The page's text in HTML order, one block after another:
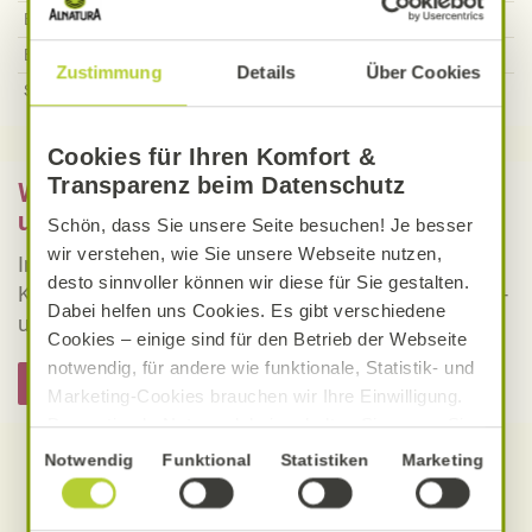
Zustimmung Details Über Cookies
Cookies für Ihren Komfort &
Transparenz beim Datenschutz
Schön, dass Sie unsere Seite besuchen! Je besser
wir verstehen, wie Sie unsere Webseite nutzen,
desto sinnvoller können wir diese für Sie gestalten.
Dabei helfen uns Cookies. Es gibt verschiedene
Cookies – einige sind für den Betrieb der Webseite
notwendig, für andere wie funktionale, Statistik- und
Marketing-Cookies brauchen wir Ihre Einwilligung.
Das optimale Nutzererlebnis erhalten Sie, wenn Sie
„Alle Cookies erlauben“ anklicken. Ihre Einwilligung
umfasst in diesem Fall auch den Einsatz von
Dienstleistern in Drittländern, die kein mit der EU
Einwilligungsauswahl
Notwendig Funktional Statistiken Marketing
Ballaststoffe
Eiweiß
Salz
9,27g
Was bedeutet vegan, vegetarisch, gluten-
und laktosefrei bei Alnatura Rezepten?
Informieren Sie sich über die genaue Erklärung der
Kennzeichnung von veganen, vegetarischen, gluten-
und laktosefreien Alnatura Rezepten.
Hier informieren